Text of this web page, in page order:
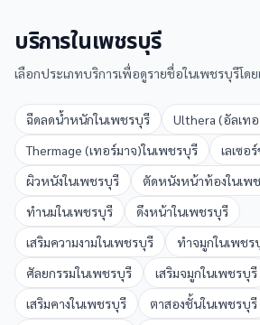
บริการในเพชรบุรี
เลือกประเภทบริการเพื่อดูรายชื่อในเพชรบุรีโด
ฉีดลดน้ำหนักในเพชรบุรี Ulthera (อัลเท
Thermage (เทอร์มาจ)ในเพชรบุรี เลเซอ
ผิวหนังในเพชรบุรี ตัดหนังหน้าท้องในเพ
ทำนมในเพชรบุรี ดึงหน้าในเพชรบุรี
เสริมความงามในเพชรบุรี ทำจมูกในเพชร
ศัลยกรรมในเพชรบุรี เสริมจมูกในเพชรบุรี
เสริมคางในเพชรบุรี ตาสองชั้นในเพชรบุรี